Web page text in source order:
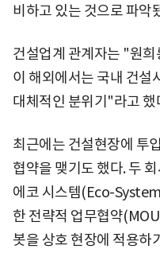
비하고 있는 것으로 파악
건설업계 관계자는 "원
이 해외에서는 국내 건설
대체적인 분위기"라고 했
최근에는 건설현장에 투
협약을 맺기도 했다. 두
에코 시스템(Eco-
한 전략적 업무협약
봇을 상호 현장에 적용하